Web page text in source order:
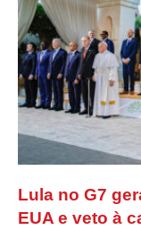
Lula no G7
EUA e veto à